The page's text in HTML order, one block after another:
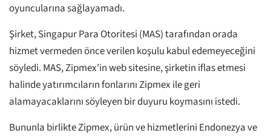
oyuncularına sağlayamadı.
Şirket, Singapur Para Otoritesi (MAS) tarafından orada
hizmet vermeden önce verilen koşulu kabul edemeyeceğini
söyledi. MAS, Zipmex'in web sitesine, şirketin iflas etmesi
halinde yatırımcıların fonlarını Zipmex ile geri
alamayacaklarını söyleyen bir duyuru koymasını istedi.
Bununla birlikte Zipmex, ürün ve hizmetlerini Endonezya ve